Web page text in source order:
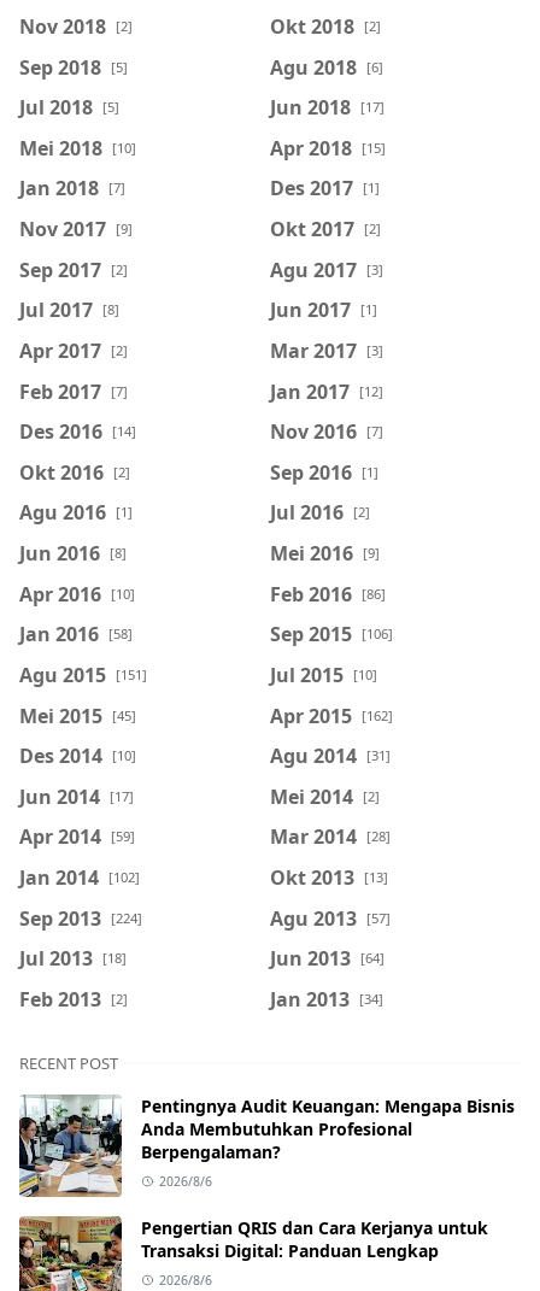
Nov 2018 [2] Okt 2018 [2]
Sep 2018 [5] Agu 2018 [6]
Jul 2018 [5] Jun 2018 [17]
Mei 2018 [10] Apr 2018 [15]
Jan 2018 [7] Des 2017 [1]
Nov 2017 [9] Okt 2017 [2]
Sep 2017 [2] Agu 2017 [3]
Jul 2017 [8] Jun 2017 [1]
Apr 2017 [2] Mar 2017 [3]
Feb 2017 [7] Jan 2017 [12]
Des 2016 [14] Nov 2016 [7]
Okt 2016 [2] Sep 2016 [1]
Agu 2016 [1] Jul 2016 [2]
Jun 2016 [8] Mei 2016 [9]
Apr 2016 [10] Feb 2016 [86]
Jan 2016 [58] Sep 2015 [106]
Agu 2015 [151] Jul 2015 [10]
Mei 2015 [45] Apr 2015 [162]
Des 2014 [10] Agu 2014 [31]
Jun 2014 [17] Mei 2014 [2]
Apr 2014 [59] Mar 2014 [28]
Jan 2014 [102] Okt 2013 [13]
Sep 2013 [224] Agu 2013 [57]
Jul 2013 [18] Jun 2013 [64]
Feb 2013 [2] Jan 2013 [34]
RECENT POST
Pentingnya Audit Keuangan: Mengapa Bisnis
Anda Membutuhkan Profesional
Berpengalaman?
2026/8/6
Pengertian QRIS dan Cara Kerjanya untuk
Transaksi Digital: Panduan Lengkap
2026/8/6